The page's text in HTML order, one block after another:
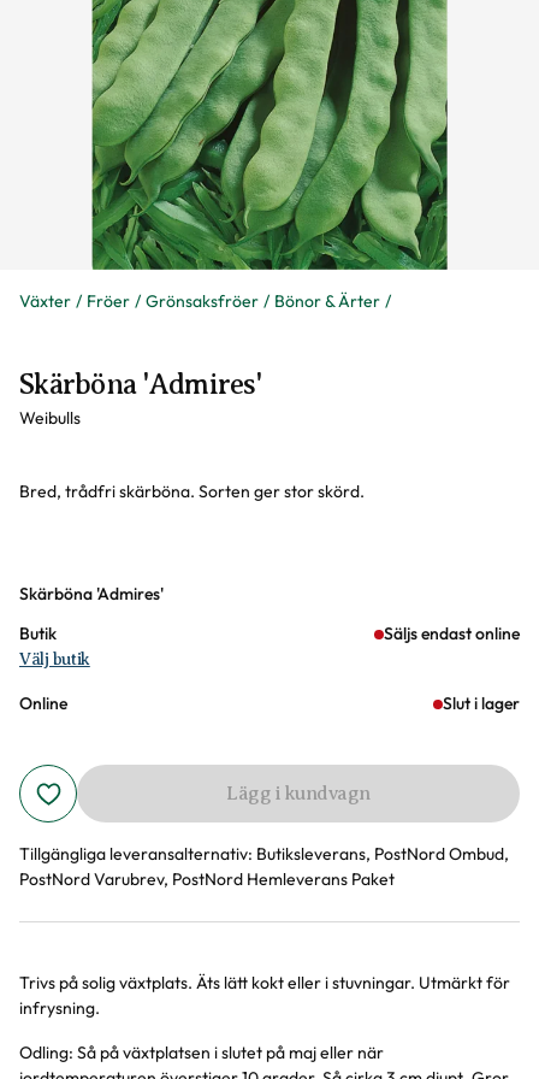
Växter Fröer Grönsaksfröer Bönor & Ärter
Skärböna 'Admires'
Weibulls
Bred, trådfri skärböna. Sorten ger stor skörd.
Varianter
Skärböna 'Admires'
Butik
Säljs endast online
Välj butik
Online Slut i lager
Lägg i kundvagn
Tillgängliga leveransalternativ: Butiksleverans, PostNord Ombud,
PostNord Varubrev, PostNord Hemleverans Paket
Produktinformation
Trivs på solig växtplats. Äts lätt kokt eller i stuvningar. Utmärkt för
infrysning.
Odling: Så på växtplatsen i slutet på maj eller när